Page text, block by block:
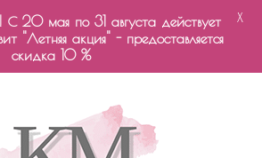
С 20 мая по 31 августа действует
"Летняя акция" - предоставляется
скидка 10 %
X